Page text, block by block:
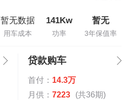
暂无数据
用车成本
141Kw
功率
暂无
3年保值率
贷款购车
首付： 14.3万
月供： 7223 (共36期)